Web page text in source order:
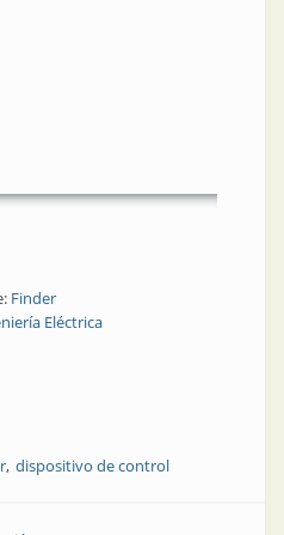
Finder
Eléctrica
dispositivo de control